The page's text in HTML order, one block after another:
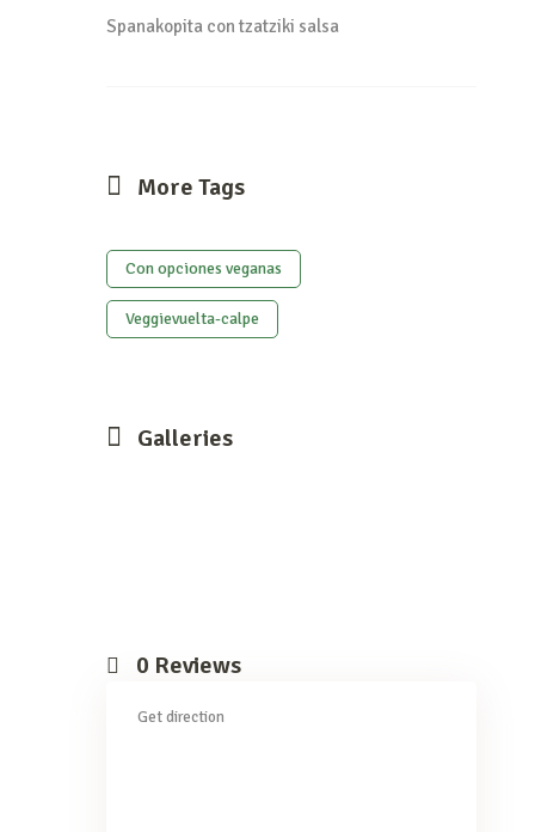
Spanakopita con tzatziki salsa
More Tags
Con opciones veganas
Veggievuelta-calpe
Galleries
0 Reviews
Get direction